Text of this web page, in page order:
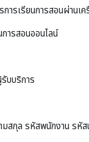
รเรียนการสอนผ่านเค
ารสอนออนไลน์
บบริการ
กุล รหัสพนักงาน รหั